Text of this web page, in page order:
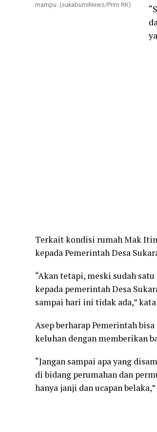
mampu. (sukabumiNews/Prim RK)
Terkait kondisi rumah Mak
kepada Pemerintah Desa
“Akan tetapi, meski sudah
kepada pemerintah Desa
sampai hari ini tidak ada,” kata
Asep berharap Pemerintah
keluhan dengan memberikan
“Jangan sampai apa yang
di bidang perumahan dan
hanya janji dan ucapan